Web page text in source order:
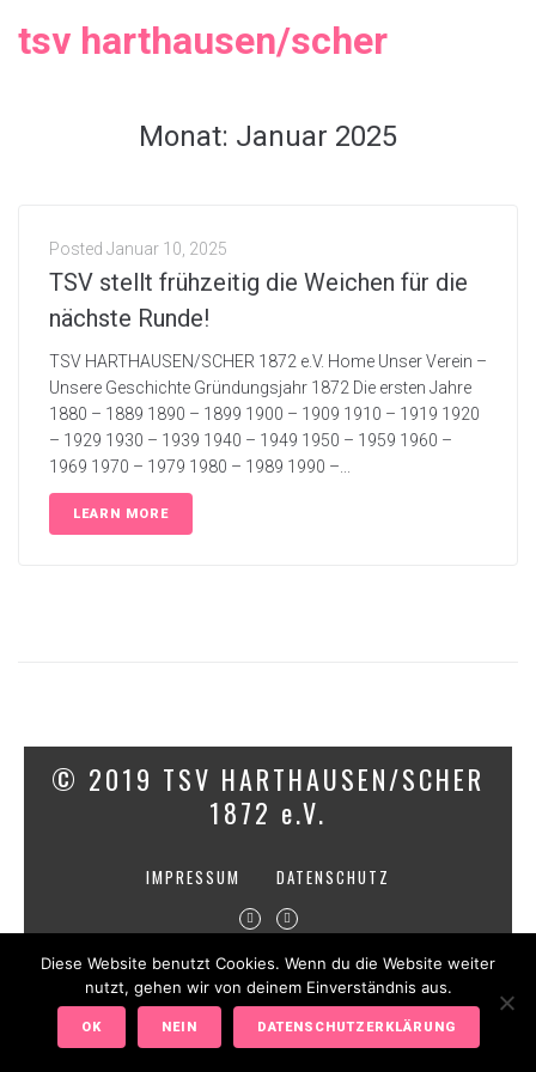
tsv harthausen/scher
Monat: Januar 2025
Posted Januar 10, 2025
TSV stellt frühzeitig die Weichen für die
nächste Runde!
TSV HARTHAUSEN/SCHER 1872 e.V. Home Unser Verein –
Unsere Geschichte Gründungsjahr 1872 Die ersten Jahre
1880 – 1889 1890 – 1899 1900 – 1909 1910 – 1919 1920
– 1929 1930 – 1939 1940 – 1949 1950 – 1959 1960 –
1969 1970 – 1979 1980 – 1989 1990 –...
LEARN MORE
© 2019 TSV HARTHAUSEN/SCHER
1872 e.V.
IMPRESSUM DATENSCHUTZ
Diese Website benutzt Cookies. Wenn du die Website weiter
nutzt, gehen wir von deinem Einverständnis aus.
OK NEIN DATENSCHUTZERKLÄRUNG